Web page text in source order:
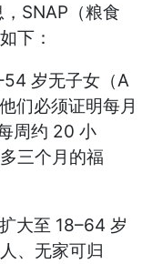
SNAP（粮食
下：
岁无子女（A
们必须证明每月
周约 20 小
三个月的福
大至 18–64 岁
、无家可归